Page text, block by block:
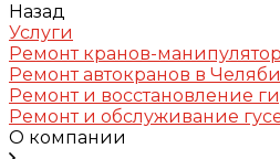
Назад
Услуги
Ремонт кранов-
Ремонт автокранов в
Ремонт и восстановление
Ремонт и обслуживание
О компании